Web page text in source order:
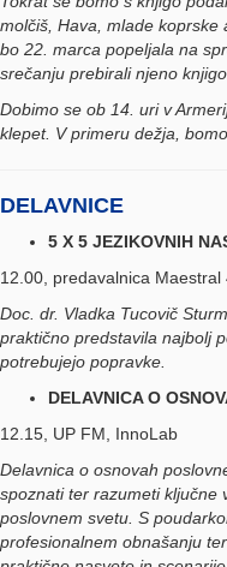
molčiš, Hava, mlade koprske
bo 22. marca popeljala na
srečanju prebirali njeno knjigo.
Dobimo se ob 14. uri v
klepet. V primeru dežja,
DELAVNICE
5 X 5 JEZIKOVNIH
12.00, predavalnica Maestral
Doc. dr. Vladka Tucovič
praktično predstavila najbolj
potrebujejo popravke.
DELAVNICA O
12.15, UP FM, InnoLab
Delavnica o osnovah
spoznati ter razumeti ključne
poslovnem svetu. S
profesionalnem obnašanju